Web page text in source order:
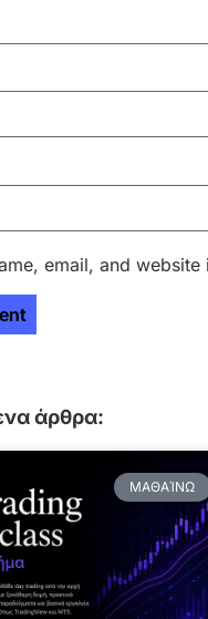
email, and
άρθρα:
ΜΑΘΑΊΝΩ